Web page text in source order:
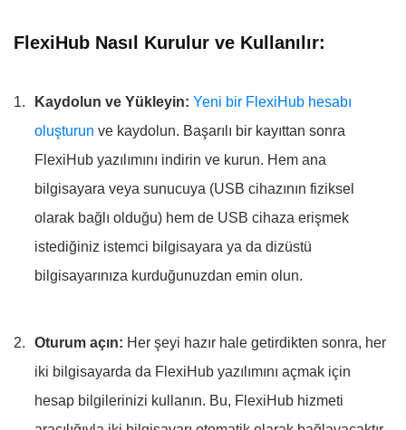
FlexiHub Nasıl Kurulur ve Kullanılır:
Kaydolun ve Yükleyin: Yeni bir FlexiHub hesabı
oluşturun ve kaydolun. Başarılı bir kayıttan sonra
FlexiHub yazılımını indirin ve kurun. Hem ana
bilgisayara veya sunucuya (USB cihazının fiziksel
olarak bağlı olduğu) hem de USB cihaza erişmek
istediğiniz istemci bilgisayara ya da dizüstü
bilgisayarınıza kurduğunuzdan emin olun.
Oturum açın: Her şeyi hazır hale getirdikten sonra, her
iki bilgisayarda da FlexiHub yazılımını açmak için
hesap bilgilerinizi kullanın. Bu, FlexiHub hizmeti